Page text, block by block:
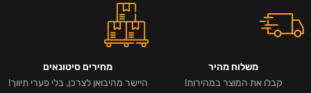
משלוח מהיר
קבלו את המוצר במהירות!
מחירים סיטונאים
היישר מהיבואן לצרכן, בלי פערי תיווך!